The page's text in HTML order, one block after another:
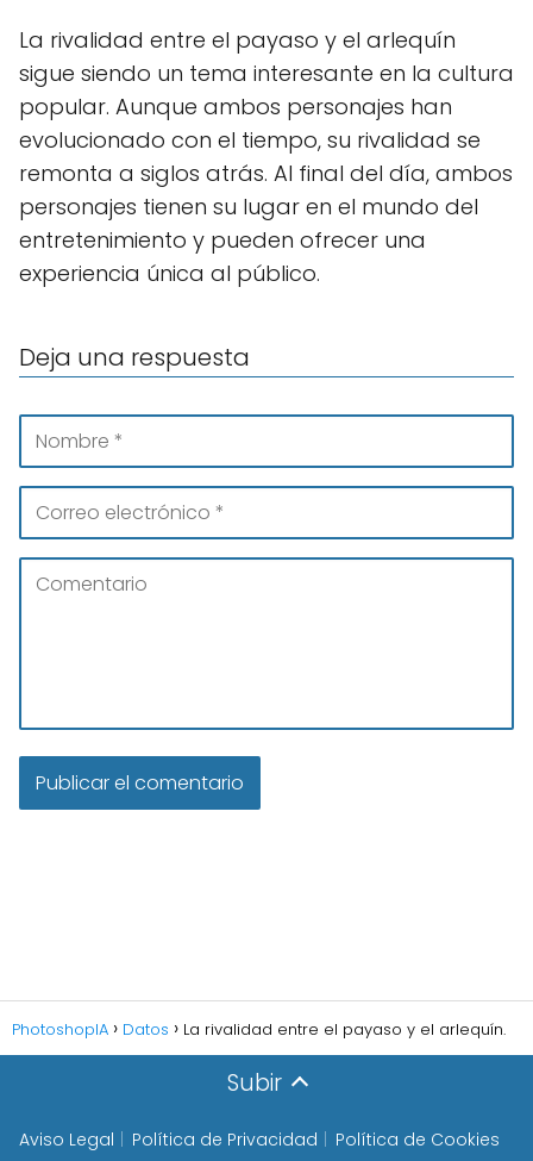
La rivalidad entre el payaso y el arlequín
sigue siendo un tema interesante en la cultura
popular. Aunque ambos personajes han
evolucionado con el tiempo, su rivalidad se
remonta a siglos atrás. Al final del día, ambos
personajes tienen su lugar en el mundo del
entretenimiento y pueden ofrecer una
experiencia única al público.
Deja una respuesta
PhotoshopIA Datos La rivalidad entre el payaso y el arlequín.
Subir
Aviso Legal Política de Privacidad Política de Cookies